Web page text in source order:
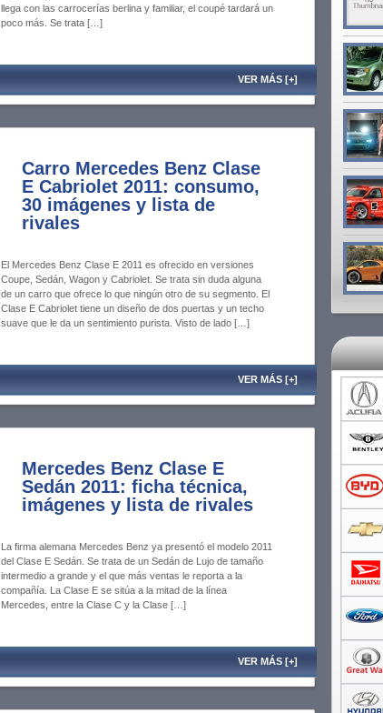
llega con las carrocerías berlina y familiar, el coupé tardará un
poco más. Se trata […]
VER MÁS [+]
Carro Mercedes Benz Clase
E Cabriolet 2011: consumo,
30 imágenes y lista de
rivales
El Mercedes Benz Clase E 2011 es ofrecido en versiones
Coupe, Sedán, Wagon y Cabriolet. Se trata sin duda alguna
de un carro que ofrece lo que ningún otro de su segmento. El
Clase E Cabriolet tiene un diseño de dos puertas y un techo
suave que le da un sentimiento purista. Visto de lado […]
VER MÁS [+]
Mercedes Benz Clase E
Sedán 2011: ficha técnica,
imágenes y lista de rivales
La firma alemana Mercedes Benz ya presentó el modelo 2011
del Clase E Sedán. Se trata de un Sedán de Lujo de tamaño
intermedio a grande y el que más ventas le reporta a la
compañía. La Clase E se sitúa a la mitad de la línea
Mercedes, entre la Clase C y la Clase […]
VER MÁS [+]